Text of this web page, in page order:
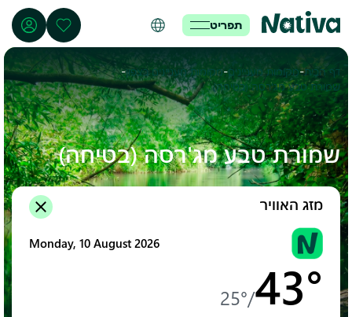
תפריט
דף הבית-מקומות מעניינים-מקומות מעניינים בצפון-
שמורת טבע מג'רסה (בטיחה)
שמורת טבע מג'רסה (בטיחה)
מזג האוויר
Monday, 10 August 2026
43°
/
25°